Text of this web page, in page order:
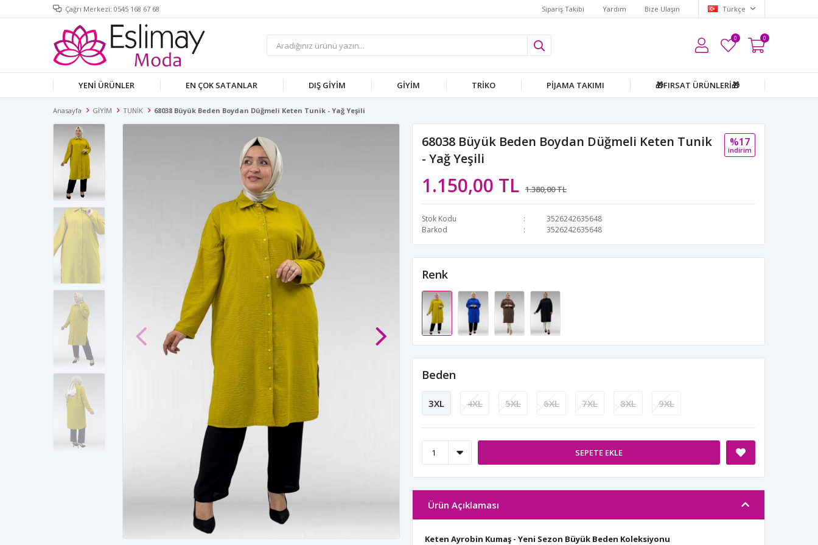
Çağrı Merkezi: 0545 168 67 68 Sipariş Takibi Yardım Bize Ulaşın Türkçe
0 0
YENİ ÜRÜNLER EN ÇOK SATANLAR DIŞ GİYİM GİYİM TRİKO PİJAMA TAKIMI 🎁FIRSAT ÜRÜNLERİ🎁
Anasayfa GİYİM TUNİK 68038 Büyük Beden Boydan Düğmeli Keten Tunik - Yağ Yeşili
68038 Büyük Beden Boydan Düğmeli Keten Tunik
- Yağ Yeşili
1.150,00 TL 1.380,00 TL
%17
i̇ndi̇ri̇m
Stok Kodu
3526242635648
Barkod
3526242635648
Renk
Beden
3XL 4XL 5XL 6XL 7XL 8XL 9XL
SEPETE EKLE
Ürün Açıklaması
Keten Ayrobin Kumaş - Yeni Sezon Büyük Beden Koleksiyonu